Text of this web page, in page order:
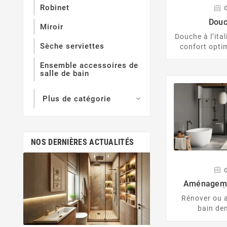
Robinet
Miroir
Sèche serviettes
Ensemble accessoires de
salle de bain
Plus de catégorie 
NOS DERNIÈRES ACTUALITÉS
11,
Salle De Bain
Envie d'évasion
Douche à
confort
Rénover ou
bain